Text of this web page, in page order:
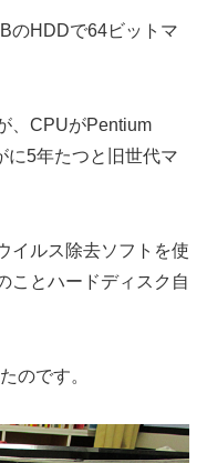
のHDDで64ビットマ
、CPUがPentium
に5年たつと旧世代マ
イルス除去ソフトを使
ことハードディスク自
のです。